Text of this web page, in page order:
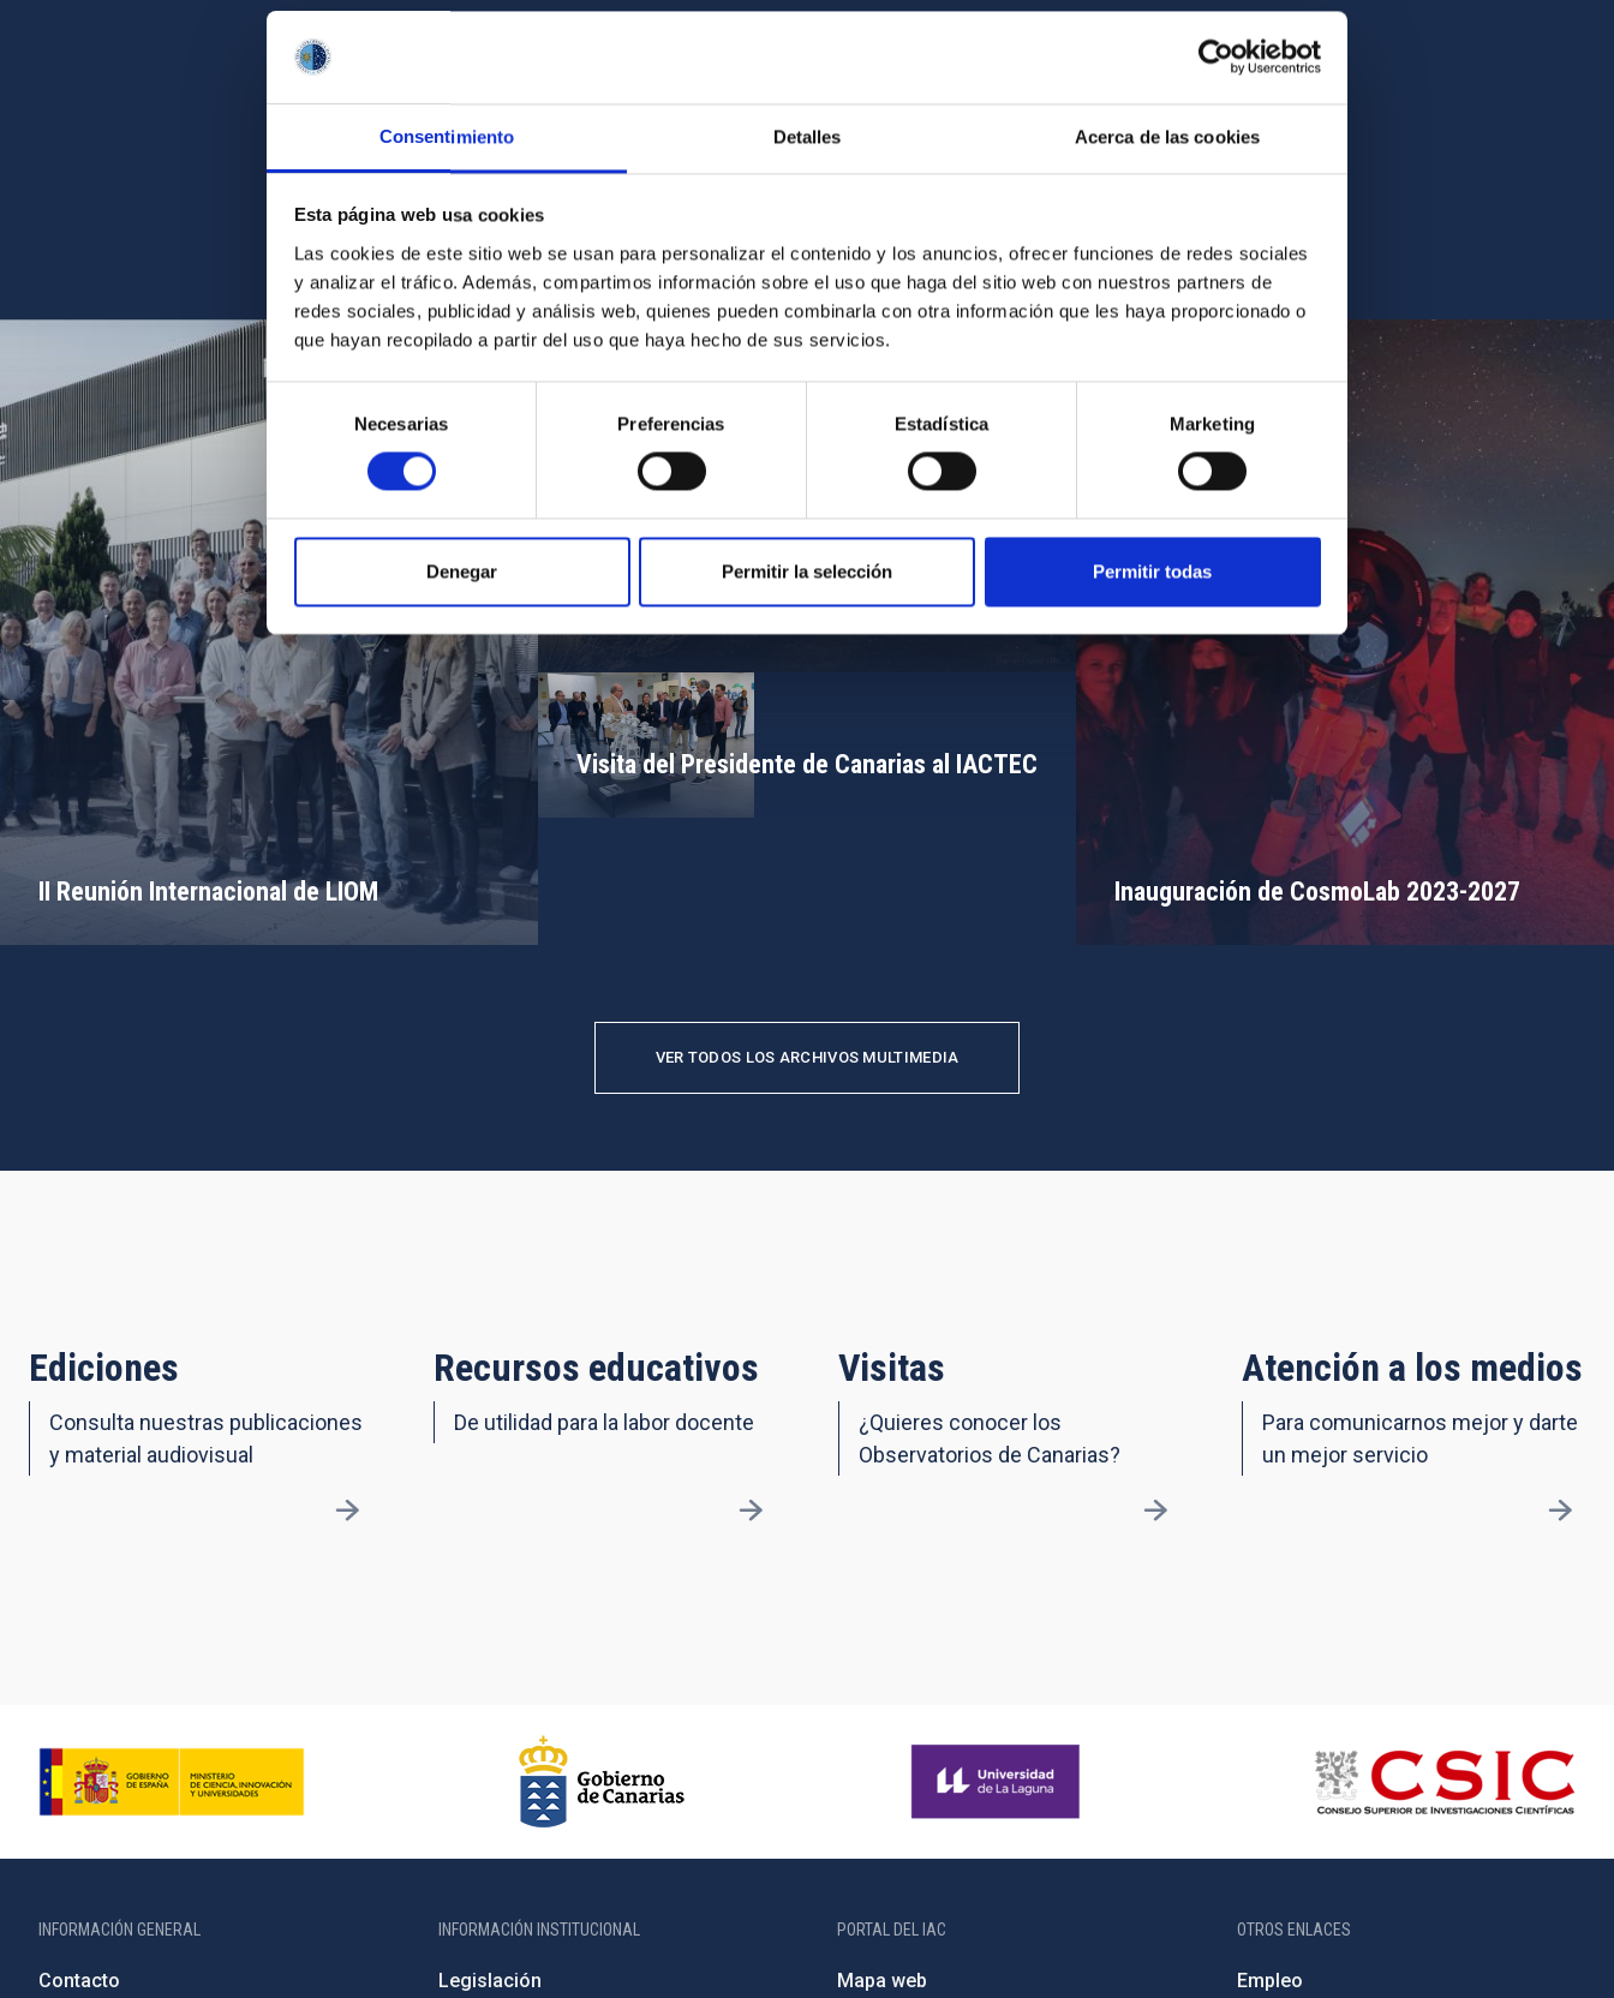
Consentimiento Detalles Acerca de las cookies
Esta página web usa cookies
Las cookies de este sitio web se usan para personalizar el contenido y los anuncios, ofrecer funciones de redes sociales
y analizar el tráfico. Además, compartimos información sobre el uso que haga del sitio web con nuestros partners de
redes sociales, publicidad y análisis web, quienes pueden combinarla con otra información que les haya proporcionado o
que hayan recopilado a partir del uso que haya hecho de sus servicios.
de
consentimiento
Necesarias Preferencias Estadística Marketing
Denegar Permitir la selección Permitir todas
Galería multimedia
II Reunión Internacional de LIOM Inauguración de CosmoLab 2023-2027
Visita del Presidente de Canarias al IACTEC
VER TODOS LOS ARCHIVOS MULTIMEDIA
Ediciones
Consulta nuestras publicaciones
y material audiovisual
Recursos educativos
De utilidad para la labor docente
Visitas
¿Quieres conocer los
Observatorios de Canarias?
Atención a los medios
Para comunicarnos mejor y darte
un mejor servicio
INFORMACIÓN GENERAL
Contacto
INFORMACIÓN INSTITUCIONAL
Legislación
PORTAL DEL IAC
Mapa web
OTROS ENLACES
Empleo